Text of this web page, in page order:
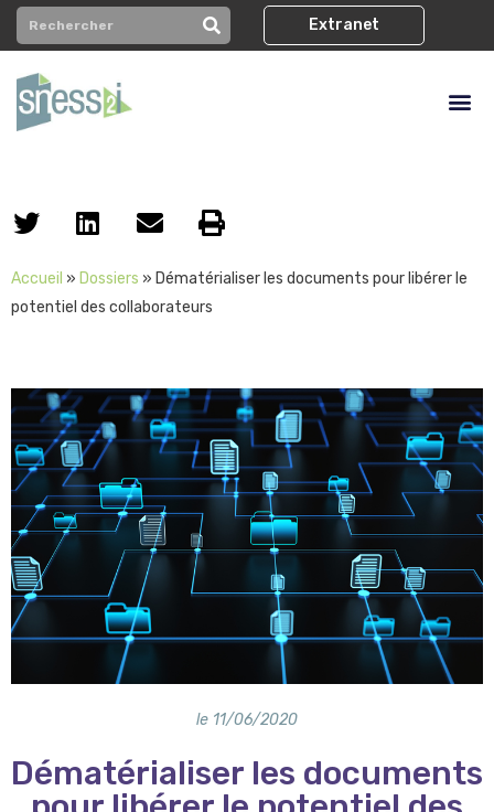
Extranet
Accueil » Dossiers » Dématérialiser les documents pour libérer le
potentiel des collaborateurs
le 11/06/2020
Dématérialiser les documents